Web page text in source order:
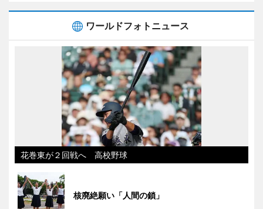
ワールドフォトニュース
花巻東が２回戦へ 高校野球
核廃絶願い「人間の鎖」